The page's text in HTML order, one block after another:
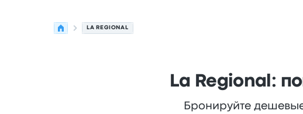
LA REGIONAL
La Regional:
Бронируйте